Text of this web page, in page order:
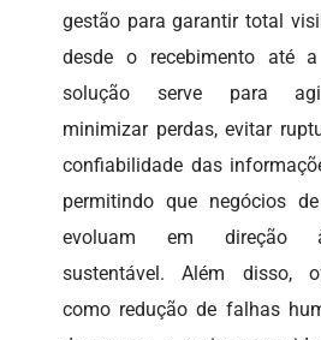
gestão para garantir total
desde o recebimento até
solução serve para
minimizar perdas, evitar
confiabilidade das
permitindo que negócios
evoluam em direção
sustentável. Além disso,
como redução de falhas